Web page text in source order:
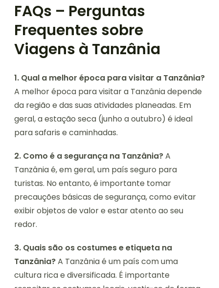
FAQs – Perguntas
Frequentes sobre
Viagens à Tanzânia
1. Qual a melhor época para visitar a Tanzânia?
A melhor época para visitar a Tanzânia depende
da região e das suas atividades planeadas. Em
geral, a estação seca (junho a outubro) é ideal
para safaris e caminhadas.
2. Como é a segurança na Tanzânia?A
Tanzânia é, em geral, um país seguro para
turistas. No entanto, é importante tomar
precauções básicas de segurança, como evitar
exibir objetos de valor e estar atento ao seu
redor.
3. Quais são os costumes e etiqueta na
Tanzânia?A Tanzânia é um país com uma
cultura rica e diversificada. É importante